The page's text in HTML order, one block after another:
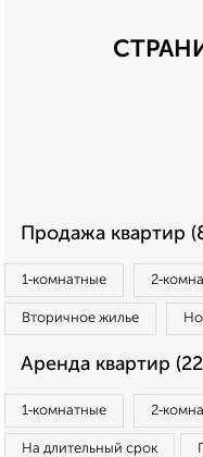
Продажа квартир
1‑комнатные
Вторичное жилье
Аренда квартир
1‑комнатные
На длительный срок